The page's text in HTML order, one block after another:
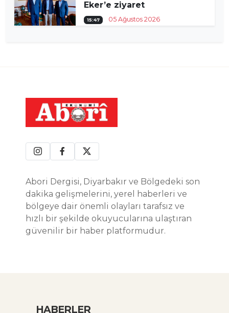
Eker’e ziyaret
15:47 05 Ağustos 2026
Abori Dergisi, Diyarbakır ve Bölgedeki son
dakika gelişmelerini, yerel haberleri ve
bölgeye dair önemli olayları tarafsız ve
hızlı bir şekilde okuyucularına ulaştıran
güvenilir bir haber platformudur.
HABERLER